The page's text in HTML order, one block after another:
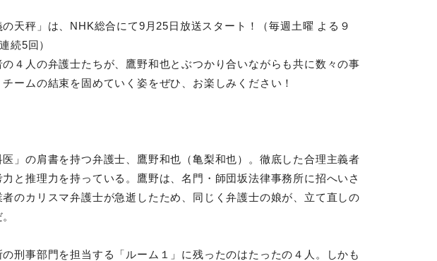
天秤」は、NHK総合にて9月25日放送スタート！（毎週土曜 よる９
5回）
４人の弁護士たちが、鷹野和也とぶつかり合いながらも共に数々の事
ームの結束を固めていく姿をぜひ、お楽しみください！
」の肩書を持つ弁護士、鷹野和也（亀梨和也）。徹底した合理主義者
と推理力を持っている。鷹野は、名門・師団坂法律事務所に招へいさ
のカリスマ弁護士が急逝したため、同じく弁護士の娘が、立て直しの
刑事部門を担当する「ルーム１」に残ったのはたったの４人。しかも